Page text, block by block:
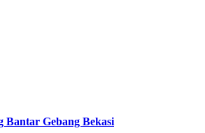
Bantar Gebang Bekasi